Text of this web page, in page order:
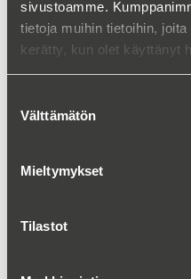
sivustoamme.
tietoja muihin tietoihin,
kerätty, kun olet käyttänyt
valinta
Välttämätön
Mieltymykset
Tilastot
Perten NIR
laboratoriokäyttöön